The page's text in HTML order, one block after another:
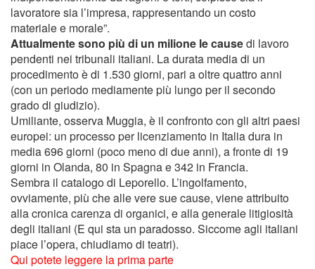
lavoratore sia l’impresa, rappresentando un costo
materiale e morale”.
Attualmente sono più di un milione le causedi lavoro
pendenti nei tribunali italiani. La durata media di un
procedimento è di 1.530 giorni, pari a oltre quattro anni
(con un periodo mediamente più lungo per il secondo
grado di giudizio).
Umiliante, osserva Muggia, è il confronto con gli altri paesi
europei: un processo per licenziamento in Italia dura in
media 696 giorni (poco meno di due anni), a fronte di 19
giorni in Olanda, 80 in Spagna e 342 in Francia.
Sembra il catalogo di Leporello. L’ingolfamento,
ovviamente, più che alle vere sue cause, viene attribuito
alla cronica carenza di organici, e alla generale litigiosità
degli italiani (E qui sta un paradosso. Siccome agli italiani
piace l’opera, chiudiamo di teatri).
Qui potete leggere la prima parte